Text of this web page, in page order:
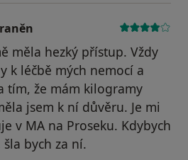
měla hezký přístup. Vždy
k léčbě mých nemocí a
tím, že mám kilogramy
jsem k ní důvěru. Je mi
v MA na Proseku. Kdybych
bych za ní.